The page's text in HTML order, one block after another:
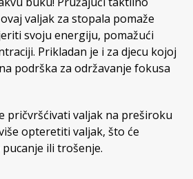
valjak za stopala pomaže
svoju energiju, pomažući
Prikladan je i za djecu kojoj
podrška za održavanje fokusa
pričvršćivati ​​valjak na preširoku
opteretiti valjak, što će
ili trošenje.